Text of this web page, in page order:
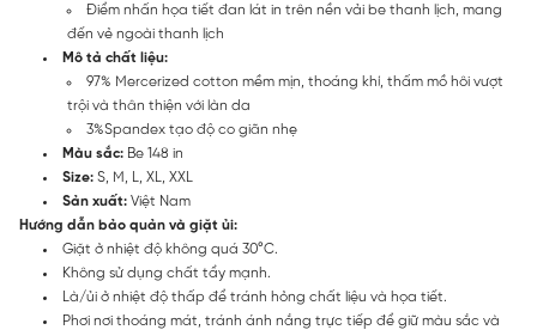
Điểm nhấn họa tiết đan lát in trên nền vải be thanh lịch, mang
đến vẻ ngoài thanh lịch
Mô tả chất liệu:
97% Mercerized cotton mềm mịn, thoáng khí, thấm mồ hôi vượt
trội và thân thiện với làn da
3%Spandex tạo độ co giãn nhẹ
Màu sắc: Be 148 in
Size: S, M, L, XL, XXL
Sản xuất: Việt Nam
Hướng dẫn bảo quản và giặt ủi:
Giặt ở nhiệt độ không quá 30°C.
Không sử dụng chất tẩy mạnh.
Là/ủi ở nhiệt độ thấp để tránh hỏng chất liệu và họa tiết.
Phơi nơi thoáng mát, tránh ánh nắng trực tiếp để giữ màu sắc và